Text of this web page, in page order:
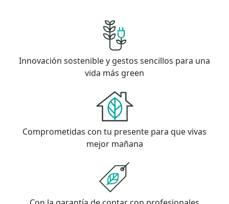
Innovación sostenible y gestos sencillos para una
vida más green
Comprometidas con tu presente para que vivas
mejor mañana